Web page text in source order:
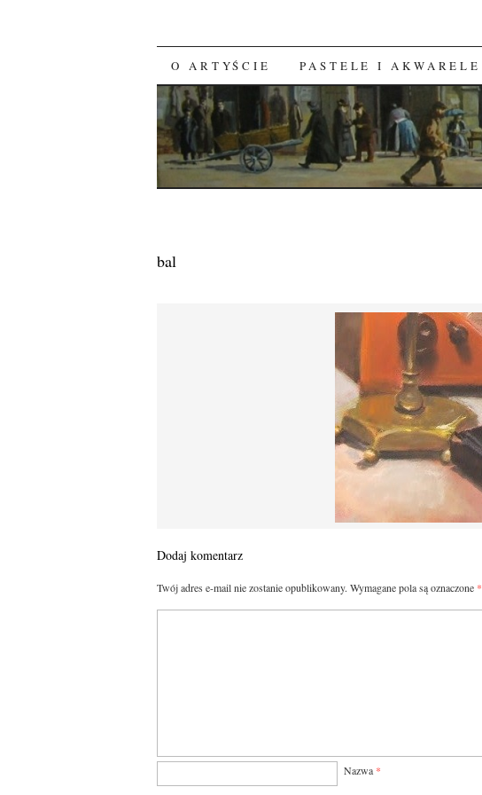
SKIP TO CONTENT
O ARTYŚCIE PASTELE I AKWARELE
bal
Dodaj komentarz
Twój adres e-mail nie zostanie opublikowany. Wymagane pola są oznaczone *
Nazwa *